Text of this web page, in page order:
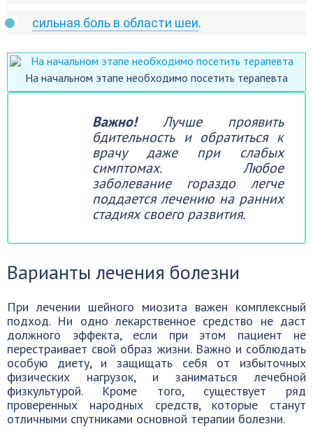
сильная боль в области шеи.
На начальном этапе необходимо посетить терапевта
Важно! Лучше проявить
бдительность и обратиться к
врачу даже при слабых
симптомах. Любое
заболевание гораздо легче
поддается лечению на ранних
стадиях своего развития.
Варианты лечения болезни
При лечении шейного миозита важен комплексный
подход. Ни одно лекарственное средство не даст
должного эффекта, если при этом пациент не
перестраивает свой образ жизни. Важно и соблюдать
особую диету, и защищать себя от избыточных
физических нагрузок, и заниматься лечебной
физкультурой. Кроме того, существует ряд
проверенных народных средств, которые станут
отличными спутниками основной терапии болезни.